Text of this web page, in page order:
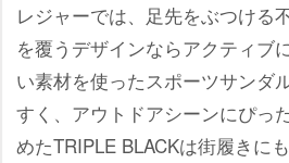
レジャーでは、足先をぶつける
を覆うデザインならアクティブ
い素材を使ったスポーツサン
すく、アウトドアシーンにぴっ
めたTRIPLE BLACKは街履きに